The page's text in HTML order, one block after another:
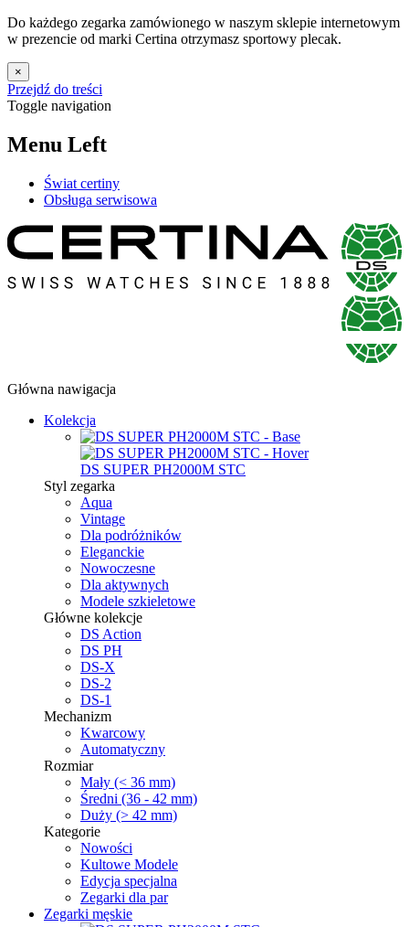
Do każdego zegarka zamówionego w naszym sklepie internetowym
w prezencie od marki Certina otrzymasz sportowy plecak.
×
Przejdź do treści
Toggle navigation
Menu Left
Świat certiny
Obsługa serwisowa
Główna nawigacja
Kolekcja
DS SUPER PH2000M STC
Styl zegarka
Aqua
Vintage
Dla podróżników
Eleganckie
Nowoczesne
Dla aktywnych
Modele szkieletowe
Główne kolekcje
DS Action
DS PH
DS-X
DS-2
DS-1
Mechanizm
Kwarcowy
Automatyczny
Rozmiar
Mały (< 36 mm)
Średni (36 - 42 mm)
Duży (> 42 mm)
Kategorie
Nowości
Kultowe Modele
Edycja specjalna
Zegarki dla par
Zegarki męskie